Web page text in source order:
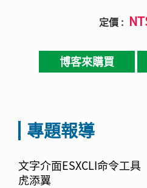
定價 :
博客來購買
專題報導
文字介面ESXCLI命令工
虎添翼